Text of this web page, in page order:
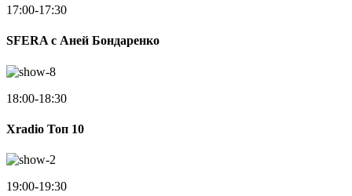
17:00-17:30
SFERA с Аней Бондаренко
18:00-18:30
Xradio Топ 10
19:00-19:30